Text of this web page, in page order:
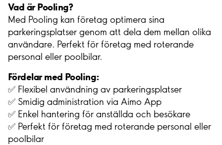
Vad är Pooling?
Med Pooling kan företag optimera sina
parkeringsplatser genom att dela dem mellan olika
användare. Perfekt för företag med roterande
personal eller poolbilar.
Fördelar med Pooling:
✅ Flexibel användning av parkeringsplatser
✅ Smidig administration via Aimo App
✅ Enkel hantering för anställda och besökare
✅ Perfekt för företag med roterande personal eller
poolbilar